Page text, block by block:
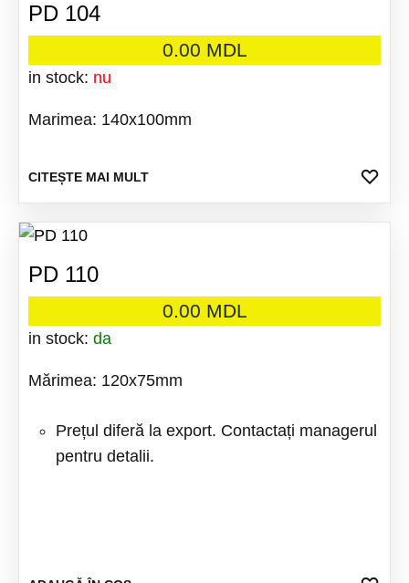
PD 104
0.00 MDL
in stock: nu
Marimea: 140x100mm
CITEȘTE MAI MULT
PD 110
0.00 MDL
in stock: da
Mărimea: 120x75mm
Prețul diferă la export. Contactați managerul
pentru detalii.